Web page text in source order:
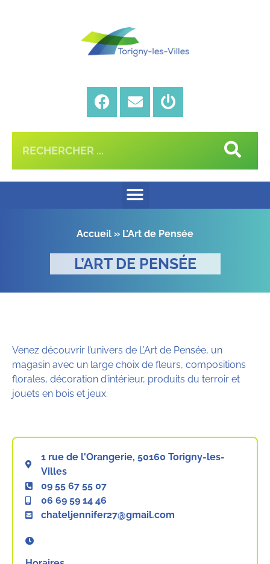
Accueil » L’Art de Pensée
L’ART DE PENSÉE
Venez découvrir l’univers de L’Art de Pensée, un
magasin avec un large choix de fleurs, compositions
florales, décoration d’intérieur, produits du terroir et
jouets en bois et jeux.
1 rue de l'Orangerie, 50160 Torigny-les-
Villes
09 55 67 55 07
06 69 59 14 46
chateljennifer27@gmail.com